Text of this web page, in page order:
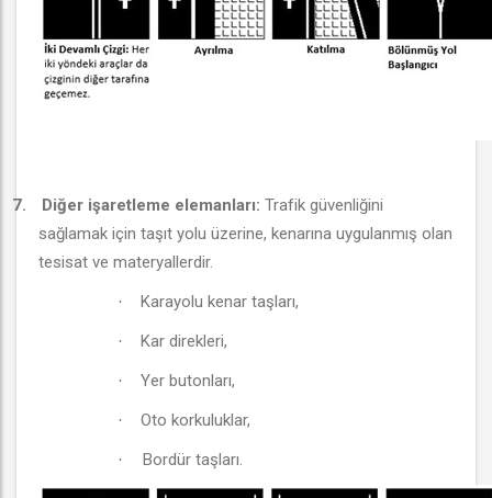
7. Diğer işaretleme elemanları: Trafik güvenliğini
sağlamak için taşıt yolu üzerine, kenarına uygulanmış olan
tesisat ve materyallerdir.
· Karayolu kenar taşları,
· Kar direkleri,
· Yer butonları,
· Oto korkuluklar,
· Bordür taşları.